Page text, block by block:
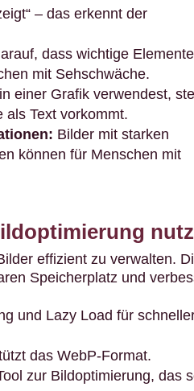
– das erkennt der
dass wichtige
mit Sehschwäche.
einer Grafik verwendest,
als Text vorkommt.
Bilder mit starken
können für Menschen mit
effizient zu verwalten.
Speicherplatz und
und Lazy Load für
das WebP-Format.
zur Bildoptimierung, das